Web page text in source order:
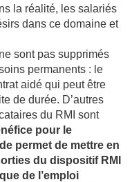
la réalité, les salariés
dans ce domaine et
sont pas supprimés
permanents : le
aidé qui peut être
de durée. D’autres
du RMI sont
pour le
permet de mettre en
du dispositif RMI
de l’emploi